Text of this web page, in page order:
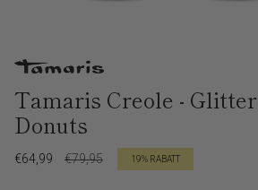
Tamaris Creole - Glitter
Donuts
Verkaufspreis
€64,99
Regulärer
€79,95 19% RABATT